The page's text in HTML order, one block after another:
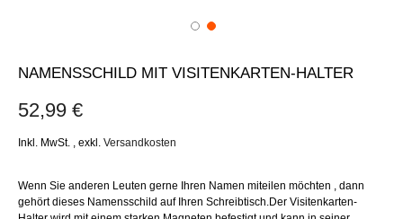
NAMENSSCHILD MIT VISITENKARTEN-HALTER
52,99 €
Inkl. MwSt. exkl. Versandkosten
Wenn Sie anderen Leuten gerne Ihren Namen miteilen möchten , dann
gehört dieses Namensschild auf Ihren Schreibtisch.Der Visitenkarten-